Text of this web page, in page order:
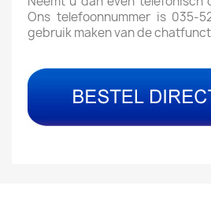
Ons telefoonnummer is 035-
gebruik maken van de